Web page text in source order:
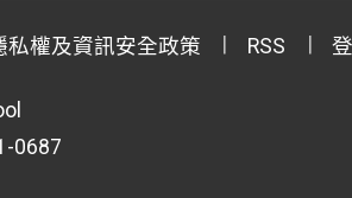
私權及資訊安全政策 RSS
0687